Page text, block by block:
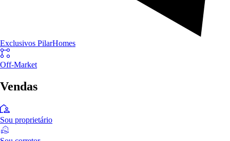
Exclusivos PilarHomes
Off-Market
Vendas
Sou proprietário